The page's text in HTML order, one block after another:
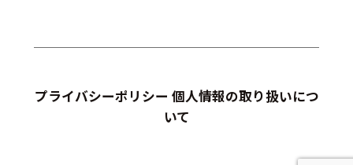
プライバシーポリシー 個人情報の取り扱いにつ
いて